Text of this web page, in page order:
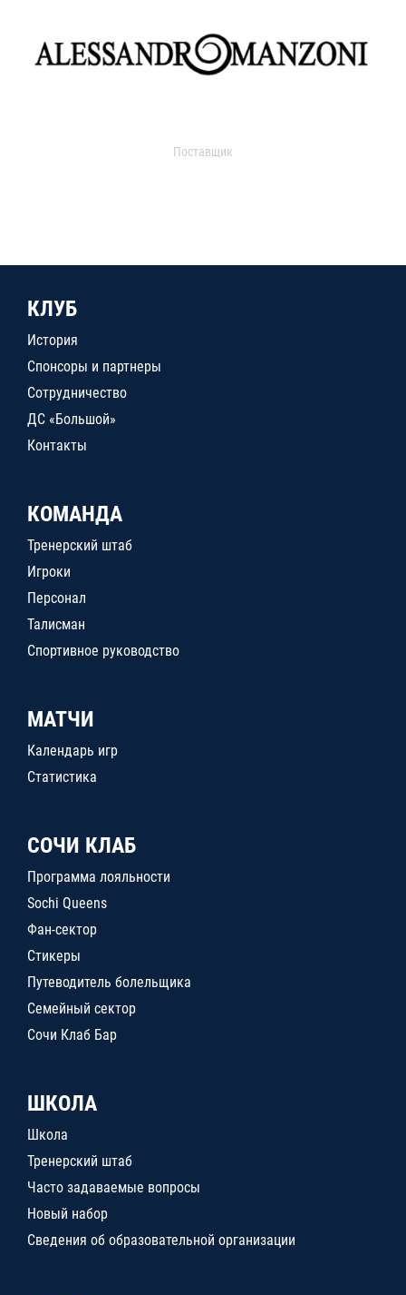
Поставщик
КЛУБ
История
Спонсоры и партнеры
Сотрудничество
ДС «Большой»
Контакты
КОМАНДА
Тренерский штаб
Игроки
Персонал
Талисман
Спортивное руководство
МАТЧИ
Календарь игр
Статистика
СОЧИ КЛАБ
Программа лояльности
Sochi Queens
Фан-сектор
Стикеры
Путеводитель болельщика
Семейный сектор
Сочи Клаб Бар
ШКОЛА
Школа
Тренерский штаб
Часто задаваемые вопросы
Новый набор
Сведения об образовательной организации